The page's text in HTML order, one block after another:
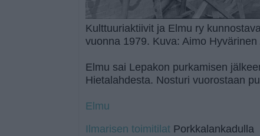
Kulttuuriaktiivit ja Elmu ry
vuonna 1979. Kuva: Aimo
Elmu sai Lepakon purkamisen
Hietalahdesta. Nosturi vuorostaan
Elmu
Ilmarisen toimitilat Porkkalankadulla